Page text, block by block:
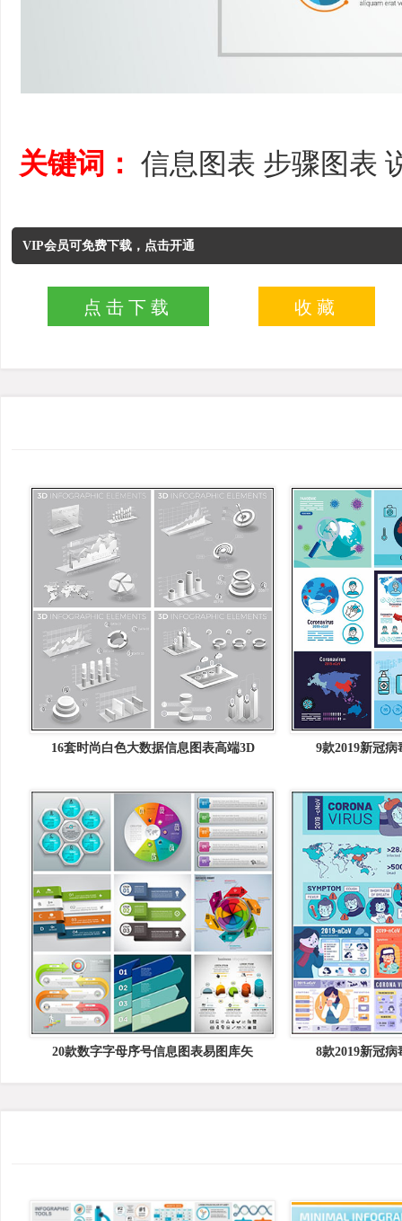
关键词： 信息图表 步骤图表
VIP会员可免费下载，点击开通
点击下载 收藏
16套时尚白色大数据信息图表高端3D 9款2019新冠
20款数字字母序号信息图表易图库矢 8款2019新冠